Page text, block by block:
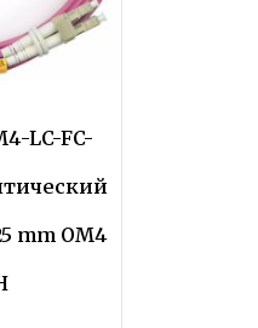
LC-FC-
mm OM4